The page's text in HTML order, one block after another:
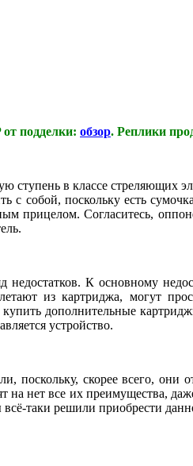
подделки: обзор. Реплики
ступень в классе стреляющих
с собой, поскольку есть
прицелом. Согласитесь,
недостатков. К основному
из картриджа, могут
дополнительные
устройство.
поскольку, скорее всего,
нет все их преимущества,
таки решили приобрести